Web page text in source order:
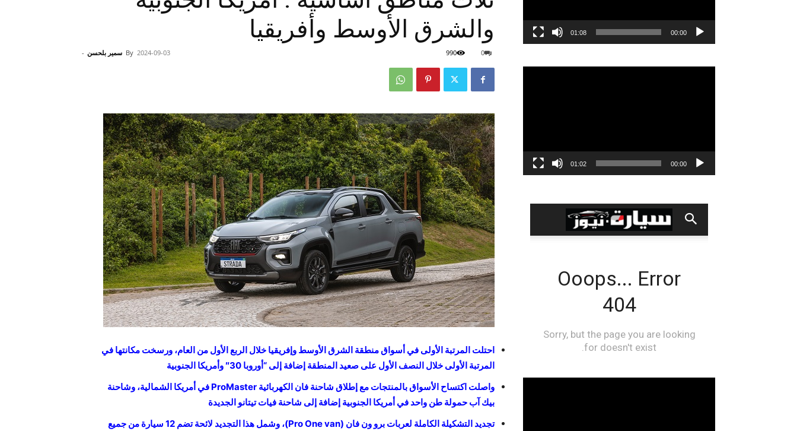
والشرق الأوسط وأفريقيا
By سمير بلحسن - 2024-09-03 0
990
احتلت المرتبة الأولى في أسواق منطقة الشرق الأوسط وإفريقيا خلال الربع الأول من العام، ورسخت مكانتها في
المرتبة الأولى خلال النصف الأول على صعيد المنطقة إضافة إلى “أوروبا 30″ وأمريكا الجنوبية
واصلت اكتساح الأسواق بالمنتجات مع إطلاق شاحنة فان الكهربائية
ProMaster في أمريكا الشمالية، وشاحنة
بيك آب حمولة طن واحد في أمريكا الجنوبية إضافة إلى شاحنة فيات تيتانو الجديدة
تجديد التشكيلة الكاملة لعربات برو ون فان (Pro One van)، وشمل هذا التجديد لائحة تضم
12 سيارة من جميع
00:00
01:08
00:00
01:02